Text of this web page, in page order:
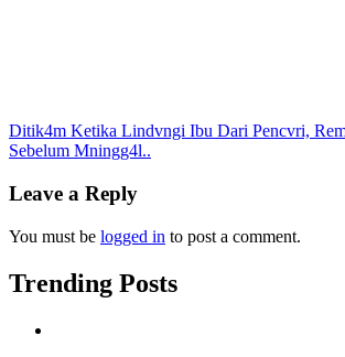
Post
navigation
Ditik4m Ketika Lindvngi Ibu Dari Pencvri,
Sebelum Mningg4l..
Leave a Reply
You must be logged in to post a comment.
Trending Posts